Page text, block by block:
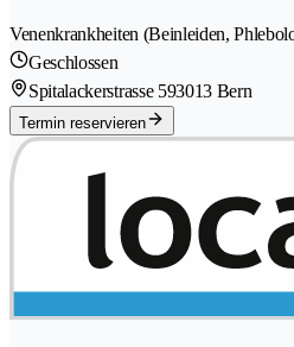
Venenkrankheiten (Beinleiden,
Geschlossen
Spitalackerstrasse 593013 Bern
Termin reservieren